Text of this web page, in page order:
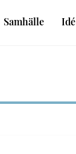
Samhälle Idé